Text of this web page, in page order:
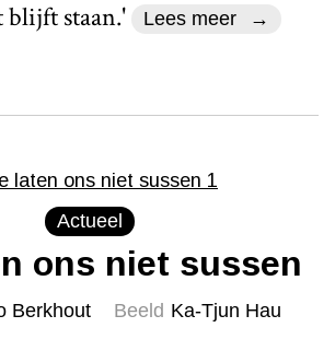
staan.'
Lees meer
Actueel
ons niet sussen
Berkhout Beeld Ka-Tjun Hau